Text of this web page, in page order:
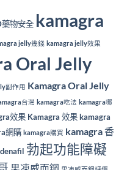
藥物安全 kamagra
jelly幾錢 kamagra jelly效果
Oral Jelly
副作用 Kamagra Oral Jelly
台灣 kamagra吃法 kamagra哪
效果 Kamagra 效果kamagra
網購 kamagra購買 kamagra 香
勃起功能障礙